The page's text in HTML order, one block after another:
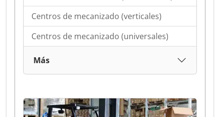
Centros de mecanizado (verticales)
Centros de mecanizado (universales)
Más